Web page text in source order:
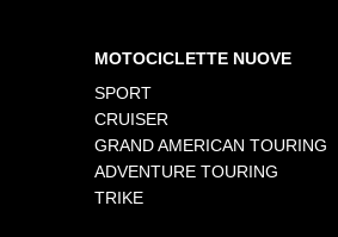
MOTOCICLETTE NUOVE
SPORT
CRUISER
GRAND AMERICAN TOURING
ADVENTURE TOURING
TRIKE